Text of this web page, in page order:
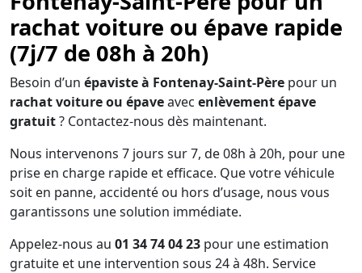
rachat voiture ou épave rapide
(7j/7 de 08h à 20h)
Besoin d’un épaviste à Fontenay-Saint-Père pour un
rachat voiture ou épaveavec enlèvement épave
gratuit? Contactez-nous dès maintenant.
Nous intervenons 7 jours sur 7, de 08h à 20h, pour une
prise en charge rapide et efficace. Que votre véhicule
soit en panne, accidenté ou hors d’usage, nous vous
garantissons une solution immédiate.
Appelez-nous au 01 34 74 04 23 pour une estimation
gratuite et une intervention sous 24 à 48h. Service